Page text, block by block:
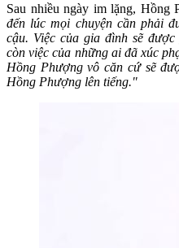
Sau nhiều ngày im lặng, Hồng
đến lúc mọi chuyện cần phải
cậu. Việc của gia đình sẽ
còn việc của những ai đã xúc
Hồng Phượng vô căn cứ sẽ
Hồng Phượng lên tiếng."